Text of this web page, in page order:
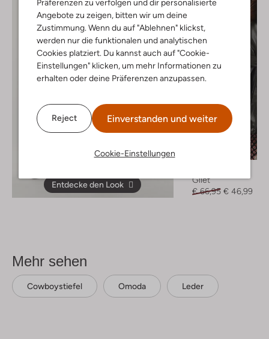
Präferenzen zu verfolgen und dir personalisierte
Angebote zu zeigen, bitten wir um deine
Zustimmung. Wenn du auf "Ablehnen" klickst,
werden nur die funktionalen und analytischen
Cookies platziert. Du kannst auch auf "Cookie-
Einstellungen" klicken, um mehr Informationen zu
erhalten oder deine Präferenzen anzupassen.
Reject Einverstanden und weiter
Cookie-Einstellungen
Entdecke den Look
Gilet
€ 66,95 € 46,99
Mehr sehen
Cowboystiefel Omoda Leder